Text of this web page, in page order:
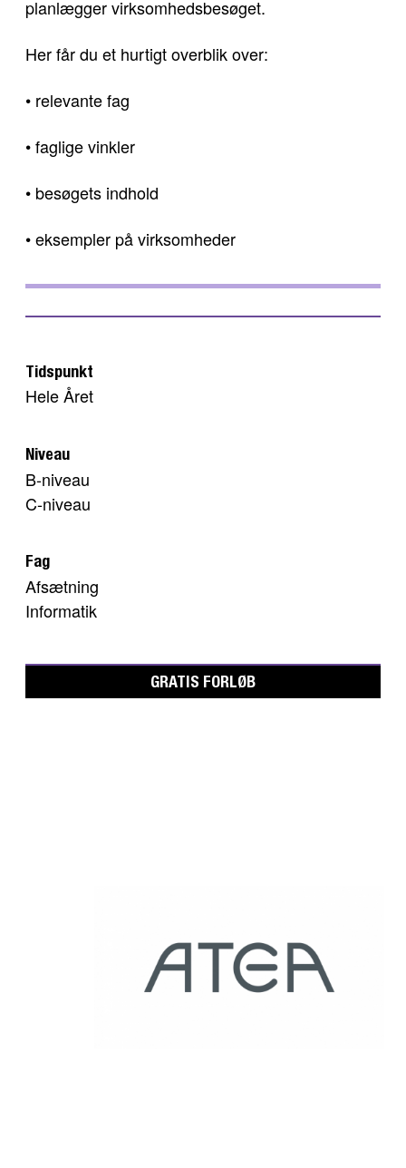
planlægger virksomhedsbesøget.
Her får du et hurtigt overblik over:
• relevante fag
• faglige vinkler
• besøgets indhold
• eksempler på virksomheder
Tidspunkt
Hele Året
Niveau
B-niveau
C-niveau
Fag
Afsætning
Informatik
GRATIS FORLØB